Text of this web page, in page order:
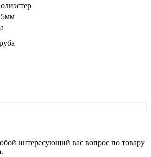
интересующий вас вопрос по товару